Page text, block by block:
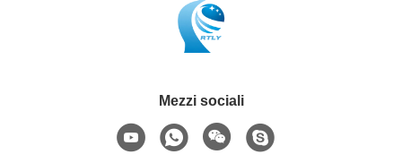
Mezzi sociali